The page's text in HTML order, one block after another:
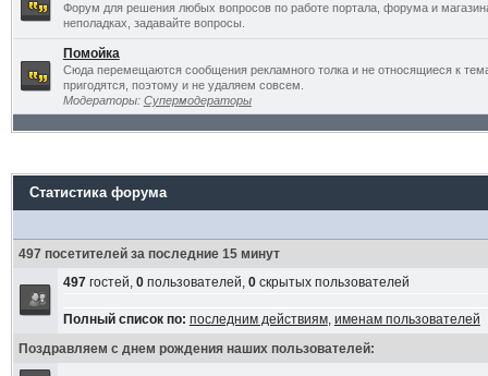
Форум для решения любых вопросов по работе портала, форума и
неполадках, задавайте вопросы.
Помойка
Сюда перемещаются сообщения рекламного толка и не относящиеся к
пригодятся, поэтому и не удаляем совсем.
Модераторы: Супермодераторы
Статистика форума
497 посетителей за последние 15 минут
497гостей, 0пользователей, 0скрытых пользователей
Полный список по: последним действиям, именам пользователей
Поздравляем с днем рождения наших пользователей: